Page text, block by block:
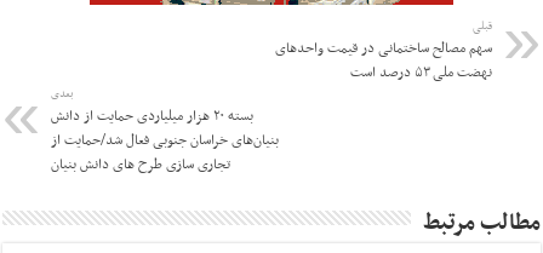
قبلی
سهم مصالح ساختمانی در قیمت واحدهای
نهضت ملی ۵۳ درصد است
بعدی
بسته ۲۰ هزار میلیاردی حمایت از دانش
بنیان‌های خراسان جنوبی فعال شد/حمایت از
تجاری سازی طرح های دانش بنیان
مطالب مرتبط